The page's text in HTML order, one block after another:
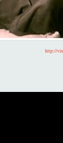
http://